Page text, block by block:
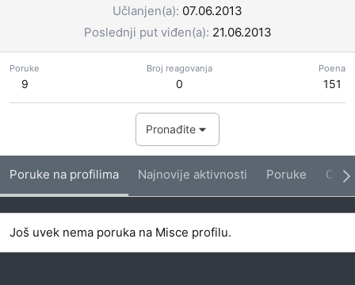
Učlanjen(a) 07.06.2013
Poslednji put viđen(a) 21.06.2013
Poruke
9
Broj reagovanja
0
Poena
151
Pronađite
Poruke na profilima Najnovije aktivnosti Poruke O
Još uvek nema poruka na Misce profilu.